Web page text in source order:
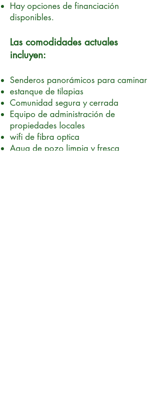
Hay opciones de financiación
disponibles.
Las comodidades actuales
incluyen:
Senderos panorámicos para caminar
estanque de tilapias
Comunidad segura y cerrada
Equipo de administración de
propiedades locales
wifi de fibra optica
Agua de pozo limpia y fresca